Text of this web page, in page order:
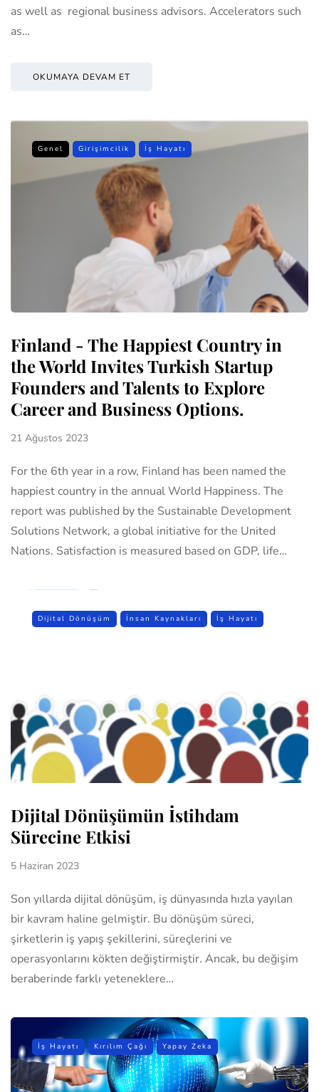
as well as regional business advisors. Accelerators such
as…
OKUMAYA DEVAM ET
Genel Girişimcilik İş Hayatı
Finland - The Happiest Country in
the World Invites Turkish Startup
Founders and Talents to Explore
Career and Business Options.
21 Ağustos 2023
For the 6th year in a row, Finland has been named the
happiest country in the annual World Happiness. The
report was published by the Sustainable Development
Solutions Network, a global initiative for the United
Nations. Satisfaction is measured based on GDP, life…
Dijital Dönüşüm İnsan Kaynakları İş Hayatı
Dijital Dönüşümün İstihdam
Sürecine Etkisi
5 Haziran 2023
Son yıllarda dijital dönüşüm, iş dünyasında hızla yayılan
bir kavram haline gelmiştir. Bu dönüşüm süreci,
şirketlerin iş yapış şekillerini, süreçlerini ve
operasyonlarını kökten değiştirmiştir. Ancak, bu değişim
beraberinde farklı yeteneklere…
İş Hayatı Kırılım Çağı Yapay Zeka